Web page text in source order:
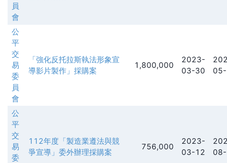
員
會
公
平
交
易
委
員
會
「強化反托拉斯執法形象宣
導影片製作」採購案
1,800,000
2023-
03-30
公
平
交
易
委
112年度「製造業遵法與競
爭宣導」委外辦理採購案
756,000
2023-
03-12